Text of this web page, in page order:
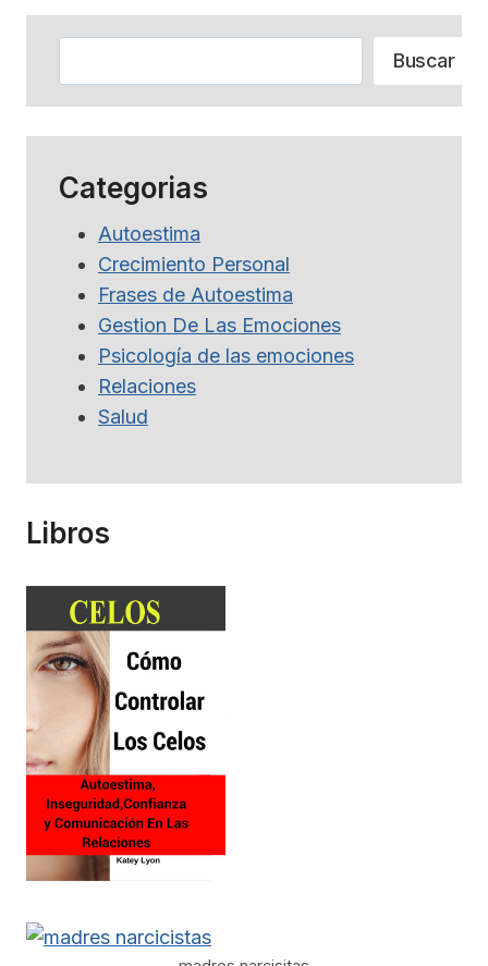
Buscar
Categorias
Autoestima
Crecimiento Personal
Frases de Autoestima
Gestion De Las Emociones
Psicología de las emociones
Relaciones
Salud
Libros